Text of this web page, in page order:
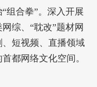
合拳”。深入开展
综、“耽改”题材网
短视频、直播领域
都网络文化空间。